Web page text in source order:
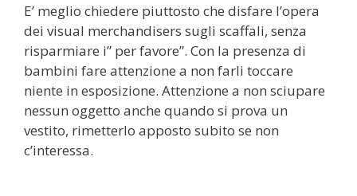
E’ meglio chiedere piuttosto che disfare l’opera
dei visual merchandisers sugli scaffali, senza
risparmiare i” per favore”. Con la presenza di
bambini fare attenzione a non farli toccare
niente in esposizione. Attenzione a non sciupare
nessun oggetto anche quando si prova un
vestito, rimetterlo apposto subito se non
c’interessa.